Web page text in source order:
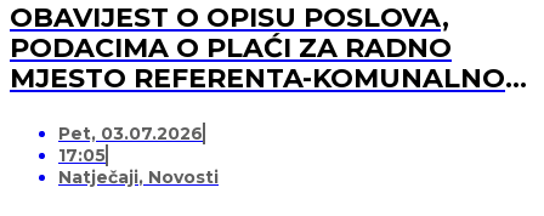
OBAVIJEST O OPISU POSLOVA,
PODACIMA O PLAĆI ZA RADNO
MJESTO REFERENTA-KOMUNALNOG
Pet, 03.07.2026
17:05
Natječaji, Novosti